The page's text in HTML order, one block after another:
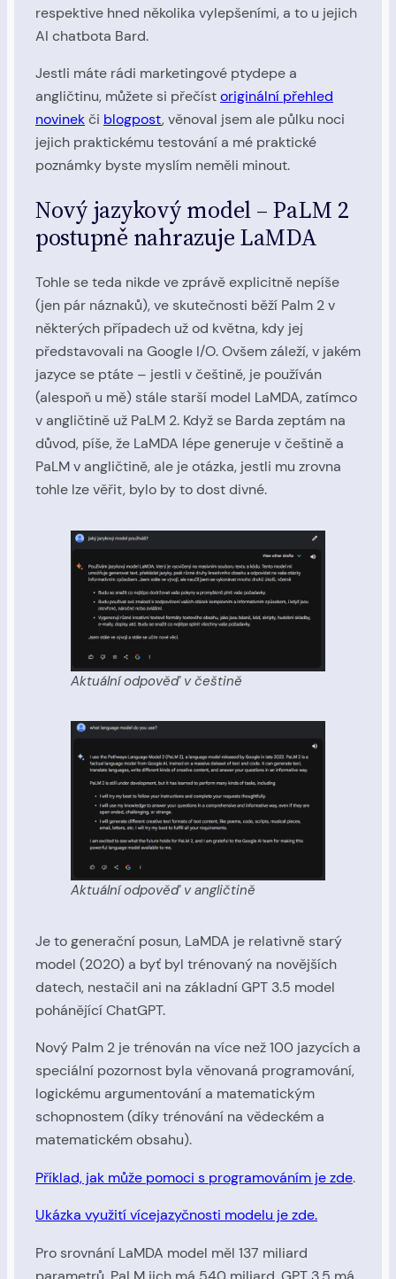
respektive hned několika vylepšeními, a to u jejich
AI chatbota Bard.
Jestli máte rádi marketingové ptydepe a
angličtinu, můžete si přečístoriginální přehled
novinekči blogpost, věnoval jsem ale půlku noci
jejich praktickému testování a mé praktické
poznámky byste myslím neměli minout.
Nový jazykový model – PaLM 2
postupně nahrazuje LaMDA
Tohle se teda nikde ve zprávě explicitně nepíše
(jen pár náznaků), ve skutečnosti běží Palm 2 v
některých případech už od května, kdy jej
představovali na Google I/O. Ovšem záleží, v jakém
jazyce se ptáte – jestli v češtině, je používán
(alespoň u mě) stále starší model LaMDA, zatímco
v angličtině už PaLM 2. Když se Barda zeptám na
důvod, píše, že LaMDA lépe generuje v češtině a
PaLM v angličtině, ale je otázka, jestli mu zrovna
tohle lze věřit, bylo by to dost divné.
Aktuální odpověď v češtině
Aktuální odpověď v angličtině
Je to generační posun, LaMDA je relativně starý
model (2020) a byť byl trénovaný na novějších
datech, nestačil ani na základní GPT 3.5 model
pohánějící ChatGPT.
Nový Palm 2 je trénován na více než 100 jazycích a
speciální pozornost byla věnovaná programování,
logickému argumentování a matematickým
schopnostem (díky trénování na vědeckém a
matematickém obsahu).
Příklad, jak může pomoci s programováním je zde.
Ukázka využití vícejazyčnosti modelu je zde.
Pro srovnání LaMDA model měl 137 miliard